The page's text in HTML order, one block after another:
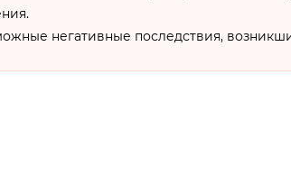
негативные последствия,